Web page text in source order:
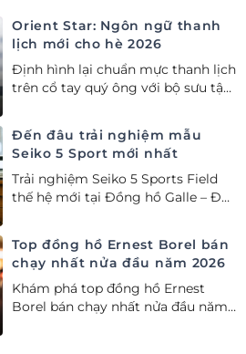
Orient Star: Ngôn ngữ thanh
lịch mới cho hè 2026
Định hình lại chuẩn mực thanh lịch
trên cổ tay quý ông với bộ sưu tập
Đến đâu trải nghiệm mẫu
Seiko 5 Sport mới nhất
Trải nghiệm Seiko 5 Sports Field
thế hệ mới tại Đồng hồ Galle – Đại
Top đồng hồ Ernest Borel bán
chạy nhất nửa đầu năm 2026
Khám phá top đồng hồ Ernest
Borel bán chạy nhất nửa đầu năm